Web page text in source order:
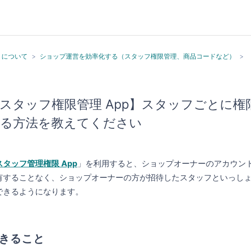
ついて
ショップ運営を効率化する（スタッフ権限管理、商品コードなど）
スタッフ権限管理 App】スタッフごとに
方法を教えてください
タッフ管理権限 App 」を利用すると、ショップオーナーのアカウ
することなく、ショップオーナーの方が招待したスタッフといっし
きるようになります。
ること